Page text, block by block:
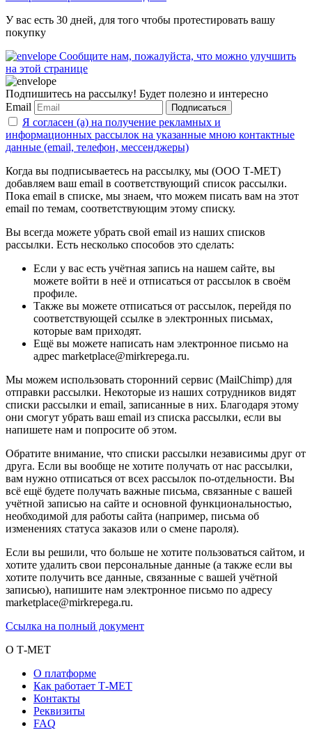
У вас есть 30 дней, для того чтобы протестировать вашу
покупку
Сообщите нам, пожалуйста, что можно улучшить
на этой странице
Подпишитесь на рассылку! Будет полезно и интересно
Email
Подписаться
Я согласен (а) на получение рекламных и
информационных рассылок на указанные мною контактные
данные (email, телефон, мессенджеры)
Когда вы подписываетесь на рассылку, мы (ООО Т-МЕТ)
добавляем ваш email в соответствующий список рассылки.
Пока email в списке, мы знаем, что можем писать вам на этот
email по темам, соответствующим этому списку.
Вы всегда можете убрать свой email из наших списков
рассылки. Есть несколько способов это сделать:
Если у вас есть учётная запись на нашем сайте, вы
можете войти в неё и отписаться от рассылок в своём
профиле.
Также вы можете отписаться от рассылок, перейдя по
соответствующей ссылке в электронных письмах,
которые вам приходят.
Ещё вы можете написать нам электронное письмо на
адрес marketplace@mirkrepega.ru.
Мы можем использовать сторонний сервис (MailChimp) для
отправки рассылки. Некоторые из наших сотрудников видят
списки рассылки и email, записанные в них. Благодаря этому
они смогут убрать ваш email из списка рассылки, если вы
напишете нам и попросите об этом.
Обратите внимание, что списки рассылки независимы друг от
друга. Если вы вообще не хотите получать от нас рассылки,
вам нужно отписаться от всех рассылок по-отдельности. Вы
всё ещё будете получать важные письма, связанные с вашей
учётной записью на сайте и основной функциональностью,
необходимой для работы сайта (например, письма об
изменениях статуса заказов или о смене пароля).
Если вы решили, что больше не хотите пользоваться сайтом, и
хотите удалить свои персональные данные (а также если вы
хотите получить все данные, связанные с вашей учётной
записью), напишите нам электронное письмо по адресу
marketplace@mirkrepega.ru.
Ссылка на полный документ
О Т-МЕТ
О платформе
Как работает Т-МЕТ
Контакты
Реквизиты
FAQ